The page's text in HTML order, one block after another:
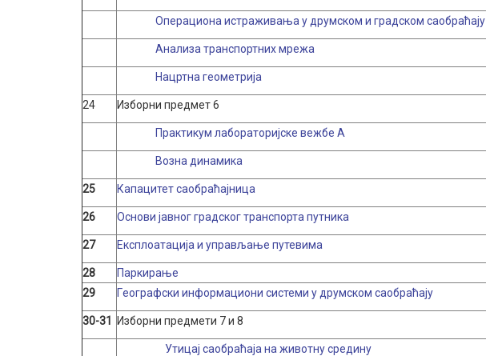
Операциона истраживања у друмском и градском саобраћају
Анализа транспортних мрежа
Нацртна геометрија
24 Изборни предмет 6
Практикум лабораторијске вежбе А
Возна динамика
25 Капацитет саобраћајница
26 Основи јавног градског транспорта путника
27 Експлоатација и управљање путевима
28 Паркирање
29
Гeографски информациони системи у друмском саобраћају
30-31 Изборни предмети 7 и 8
Утицај саобраћаја на животну средину